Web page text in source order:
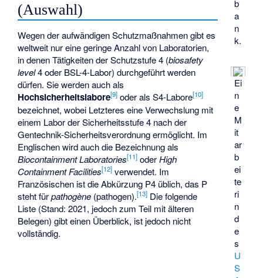
b
a
n
k.
Ei
n
e
M
it
ar
b
ei
te
ri
n
d
e
s
U
S
(Auswahl)
Wegen der aufwändigen Schutzmaßnahmen gibt es
weltweit nur eine geringe Anzahl von Laboratorien,
in denen Tätigkeiten der Schutzstufe 4 (biosafety
level4 oder BSL-4-Labor) durchgeführt werden
dürfen. Sie werden auch als
Hochsicherheitslabore[9] oder als S4-Labore[10]
bezeichnet, wobei Letzteres eine Verwechslung mit
einem Labor der Sicherheitsstufe 4 nach der
Gentechnik-Sicherheitsverordnung ermöglicht. Im
Englischen wird auch die Bezeichnung als
Biocontainment Laboratories[11] oderHigh
Containment Facilities[12] verwendet. Im
Französischen ist die Abkürzung P4 üblich, das P
steht fürpathogène (pathogen).[13] Die folgende
Liste (Stand: 2021, jedoch zum Teil mit älteren
Belegen) gibt einen Überblick, ist jedoch nicht
vollständig.